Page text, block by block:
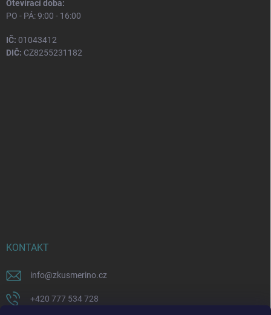
Otevírací doba:
PO - PÁ: 9:00 - 16:00
IČ: 01043412
DIČ: CZ8255231182
KONTAKT
info@zkusmerino.cz
+420 777 534 728